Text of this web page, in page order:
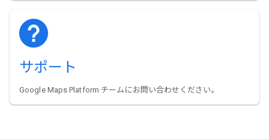
サポート
Google Maps Platform チームにお問い合わせください。